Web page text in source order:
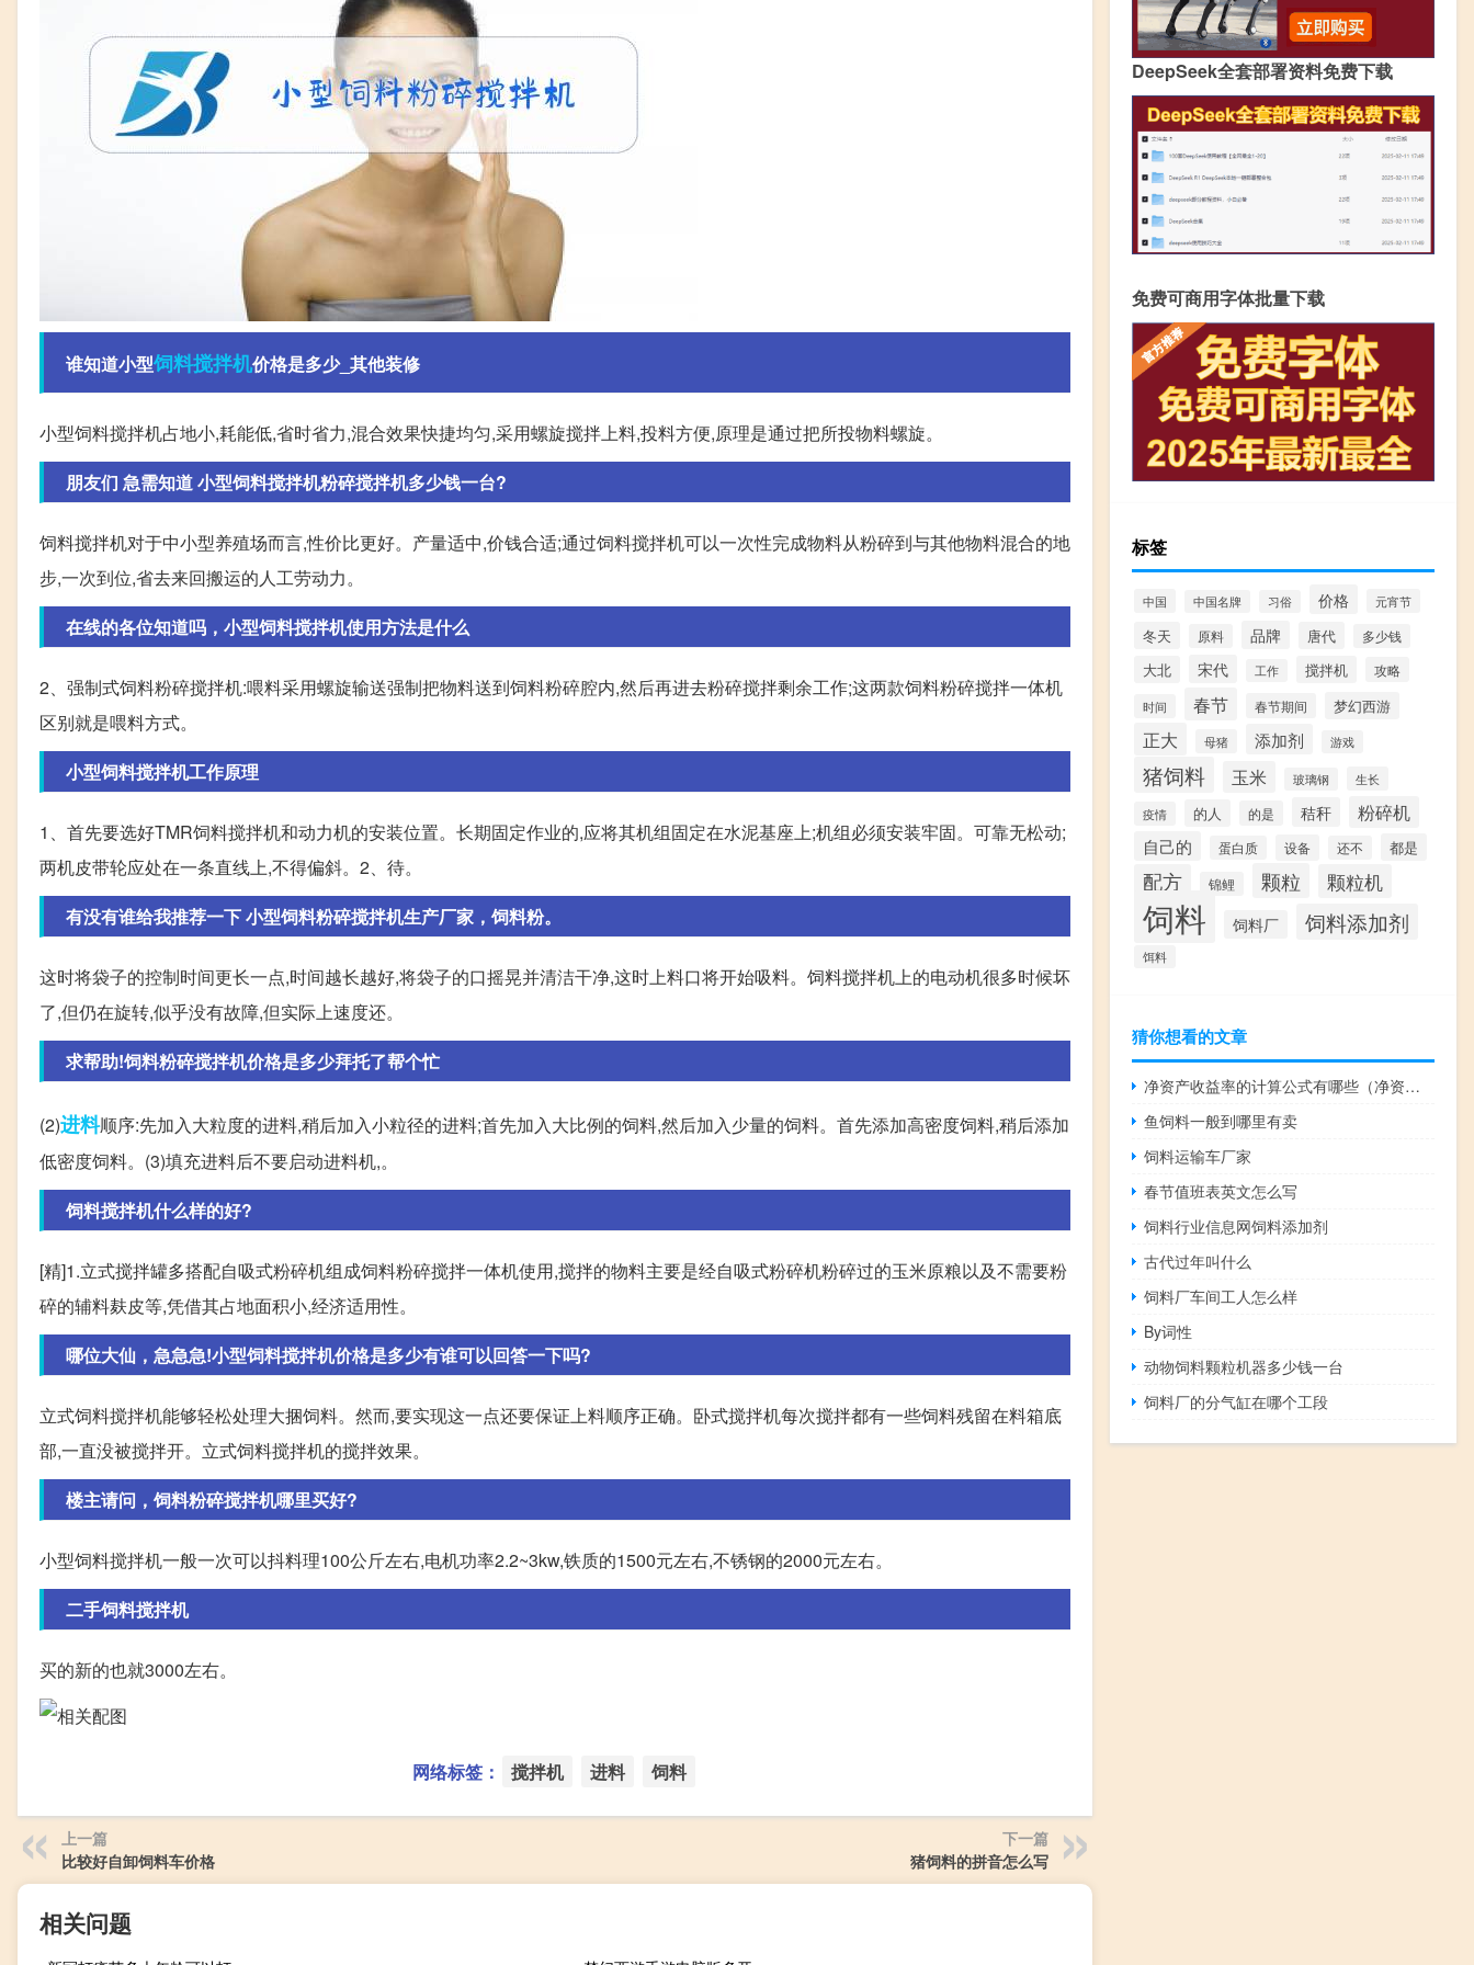
谁知道小型饲料搅拌机价格是多少_其他装修
小型饲料搅拌机占地小,耗能低,省时省力,混合效果快捷均匀,采用螺旋搅拌上料,投料方便,原理是通过把所投物料螺旋。
朋友们 急需知道 小型饲料搅拌机粉碎搅拌机多少钱一台?
饲料搅拌机对于中小型养殖场而言,性价比更好。产量适中,价钱合适;通过饲料搅拌机可以一次性完成物料从粉碎到与其他物料混合的地
步,一次到位,省去来回搬运的人工劳动力。
在线的各位知道吗，小型饲料搅拌机使用方法是什么
2、强制式饲料粉碎搅拌机:喂料采用螺旋输送强制把物料送到饲料粉碎腔内,然后再进去粉碎搅拌剩余工作;这两款饲料粉碎搅拌一体机
区别就是喂料方式。
小型饲料搅拌机工作原理
1、首先要选好TMR饲料搅拌机和动力机的安装位置。长期固定作业的,应将其机组固定在水泥基座上;机组必须安装牢固。可靠无松动;
两机皮带轮应处在一条直线上,不得偏斜。2、待。
有没有谁给我推荐一下 小型饲料粉碎搅拌机生产厂家，饲料粉。
这时将袋子的控制时间更长一点,时间越长越好,将袋子的口摇晃并清洁干净,这时上料口将开始吸料。饲料搅拌机上的电动机很多时候坏
了,但仍在旋转,似乎没有故障,但实际上速度还。
求帮助!饲料粉碎搅拌机价格是多少拜托了帮个忙
(2)进料顺序:先加入大粒度的进料,稍后加入小粒径的进料;首先加入大比例的饲料,然后加入少量的饲料。首先添加高密度饲料,稍后添加
低密度饲料。(3)填充进料后不要启动进料机,。
饲料搅拌机什么样的好?
[精]1.立式搅拌罐多搭配自吸式粉碎机组成饲料粉碎搅拌一体机使用,搅拌的物料主要是经自吸式粉碎机粉碎过的玉米原粮以及不需要粉
碎的辅料麸皮等,凭借其占地面积小,经济适用性。
哪位大仙，急急急!小型饲料搅拌机价格是多少有谁可以回答一下吗?
立式饲料搅拌机能够轻松处理大捆饲料。然而,要实现这一点还要保证上料顺序正确。卧式搅拌机每次搅拌都有一些饲料残留在料箱底
部,一直没被搅拌开。立式饲料搅拌机的搅拌效果。
楼主请问，饲料粉碎搅拌机哪里买好?
小型饲料搅拌机一般一次可以抖料理100公斤左右,电机功率2.2~3kw,铁质的1500元左右,不锈钢的2000元左右。
二手饲料搅拌机
买的新的也就3000左右。
网络标签： 搅拌机 进料 饲料
上一篇
比较好自卸饲料车价格
下一篇
猪饲料的拼音怎么写
相关问题
DeepSeek全套部署资料免费下载
免费可商用字体批量下载
标签
中国 中国名牌 习俗 价格 元宵节
冬天 原料 品牌 唐代 多少钱
大北 宋代 工作 搅拌机 攻略
时间 春节 春节期间 梦幻西游
正大 母猪 添加剂 游戏
猪饲料 玉米 玻璃钢
生长
疫情
的人 的是 秸秆 粉碎机
自己的 蛋白质 设备 还不 都是
配方 锦鲤 颗粒 颗粒机
饲料 饲料厂 饲料添加剂
饵料
猜你想看的文章
净资产收益率的计算公式有哪些（净资产收益率计算公式是什么）
鱼饲料一般到哪里有卖
饲料运输车厂家
春节值班表英文怎么写
饲料行业信息网饲料添加剂
古代过年叫什么
饲料厂车间工人怎么样
By词性
动物饲料颗粒机器多少钱一台
饲料厂的分气缸在哪个工段